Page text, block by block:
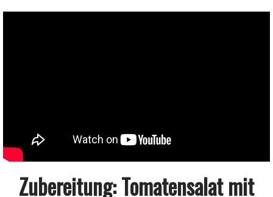
Zubereitung: Tomatensalat mit